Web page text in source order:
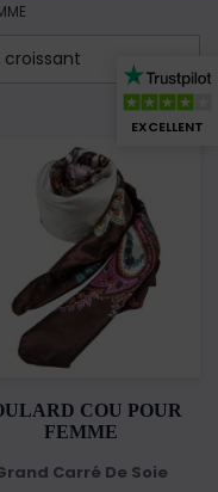
EXCELLENT
dès
et d'une livraison
croissant
COU POUR
FEMME
Carré De Soie